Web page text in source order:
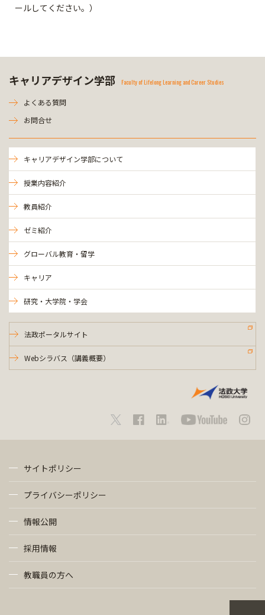
ールしてください。）
キャリアデザイン学部 Faculty of Lifelong Learning and Career Studies
よくある質問
お問合せ
キャリアデザイン学部について
授業内容紹介
教員紹介
ゼミ紹介
グローバル教育・留学
キャリア
研究・大学院・学会
法政ポータルサイト
Webシラバス（講義概要）
サイトポリシー
プライバシーポリシー
情報公開
採用情報
教職員の方へ